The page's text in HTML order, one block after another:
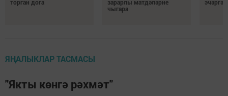
торган дога
зарарлы матдәләрне
чыгара
эчәргә
ЯҢАЛЫКЛАР ТАСМАСЫ
"Якты көнгә рәхмәт"